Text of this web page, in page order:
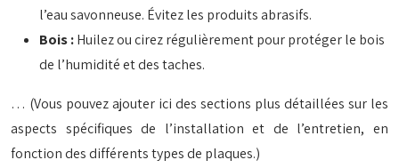
l’eau savonneuse. Évitez les produits abrasifs.
Bois :Huilez ou cirez régulièrement pour protéger le bois
de l’humidité et des taches.
… (Vous pouvez ajouter ici des sections plus détaillées sur les
aspects spécifiques de l’installation et de l’entretien, en
fonction des différents types de plaques.)